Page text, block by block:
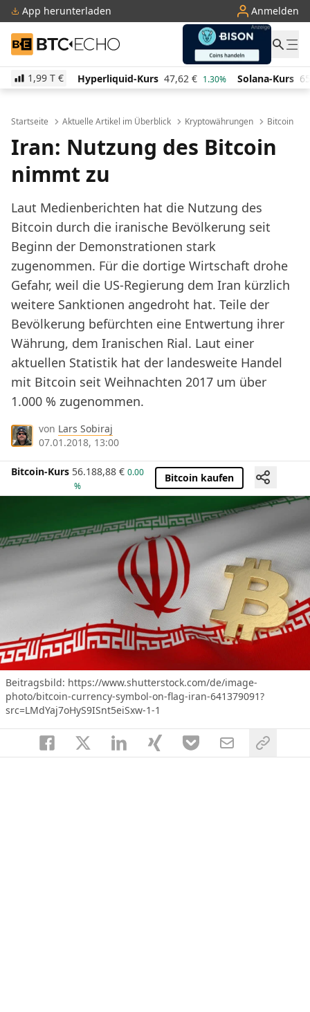
App herunterladen Anmelden
BTC-ECHO
1,99 T €
Kurs 47,62 € 1.30% Solana-Kurs 65,87 € 3.10%
Startseite Aktuelle Artikel im Überblick Kryptowährungen Bitcoin
Iran: Nutzung des Bitcoin
nimmt zu
Laut Medienberichten hat die Nutzung des
Bitcoin durch die iranische Bevölkerung seit
Beginn der Demonstrationen stark
zugenommen. Für die dortige Wirtschaft drohe
Gefahr, weil die US-Regierung dem Iran kürzlich
weitere Sanktionen angedroht hat. Teile der
Bevölkerung befürchten eine Entwertung ihrer
Währung, dem Iranischen Rial. Laut einer
aktuellen Statistik hat der landesweite Handel
mit Bitcoin seit Weihnachten 2017 um über
1.000 % zugenommen.
von Lars Sobiraj
07.01.2018, 13:00
Bitcoin-Kurs 56.188,88 € 0.00
%
Bitcoin kaufen
Beitragsbild: https://www.shutterstock.com/de/image-
photo/bitcoin-currency-symbol-on-flag-iran-641379091?
src=LMdYaj7oHyS9ISnt5eiSxw-1-1